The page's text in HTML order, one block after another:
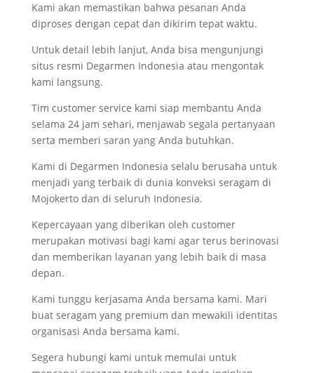
Kami akan memastikan bahwa pesanan Anda
diproses dengan cepat dan dikirim tepat waktu.
Untuk detail lebih lanjut, Anda bisa mengunjungi
situs resmi Degarmen Indonesia atau mengontak
kami langsung.
Tim customer service kami siap membantu Anda
selama 24 jam sehari, menjawab segala pertanyaan
serta memberi saran yang Anda butuhkan.
Kami di Degarmen Indonesia selalu berusaha untuk
menjadi yang terbaik di dunia konveksi seragam di
Mojokerto dan di seluruh Indonesia.
Kepercayaan yang diberikan oleh customer
merupakan motivasi bagi kami agar terus berinovasi
dan memberikan layanan yang lebih baik di masa
depan.
Kami tunggu kerjasama Anda bersama kami. Mari
buat seragam yang premium dan mewakili identitas
organisasi Anda bersama kami.
Segera hubungi kami untuk memulai untuk